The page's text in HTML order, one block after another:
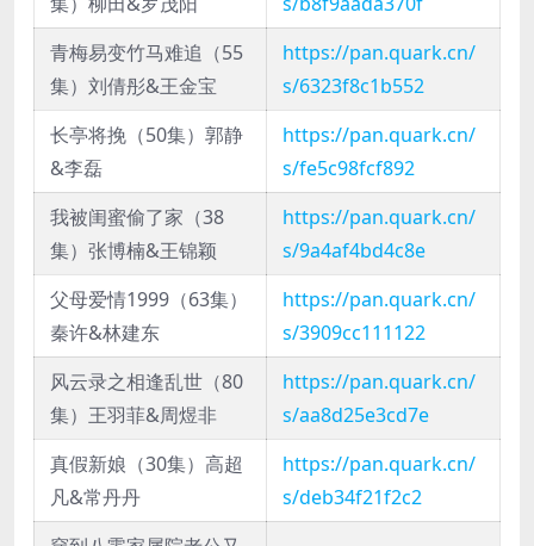
青梅易变竹马难追（55
集）刘倩彤&王金宝
https://pan.quark.cn/
s/6323f8c1b552
长亭将挽（50集）郭静
&李磊
https://pan.quark.cn/
s/fe5c98fcf892
我被闺蜜偷了家（38
集）张博楠&王锦颖
https://pan.quark.cn/
s/9a4af4bd4c8e
父母爱情1999（63集）
秦许&林建东
https://pan.quark.cn/
s/3909cc111122
风云录之相逢乱世（80
集）王羽菲&周煜非
https://pan.quark.cn/
s/aa8d25e3cd7e
真假新娘（30集）高超
凡&常丹丹
https://pan.quark.cn/
s/deb34f21f2c2